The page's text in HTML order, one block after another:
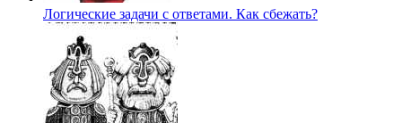
Логические задачи с ответами. Как сбежать?